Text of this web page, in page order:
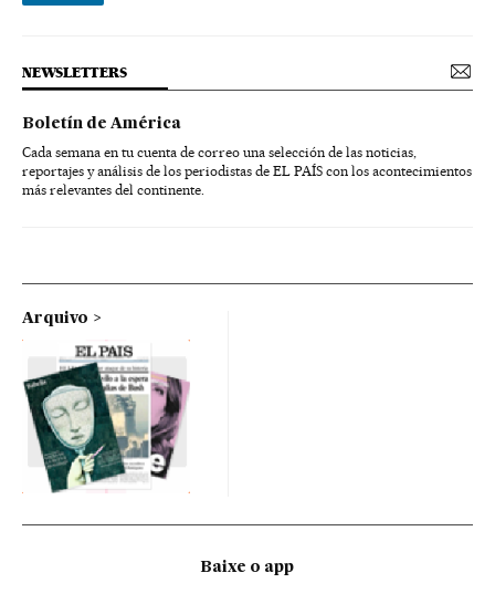
NEWSLETTERS
Boletín de América
Cada semana en tu cuenta de correo una selección de las noticias,
reportajes y análisis de los periodistas de EL PAÍS con los acontecimientos
más relevantes del continente.
Arquivo
Baixe o app